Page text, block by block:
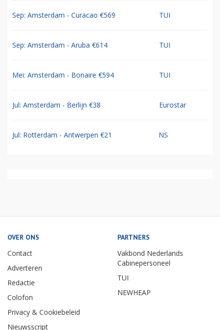
Sep: Amsterdam - Curacao €569 TUI
Sep: Amsterdam - Aruba €614 TUI
Mei: Amsterdam - Bonaire €594 TUI
Jul: Amsterdam - Berlijn €38 Eurostar
Jul: Rotterdam - Antwerpen €21 NS
OVER ONS
Contact
Adverteren
Redactie
Colofon
Privacy & Cookiebeleid
Nieuwsscript
PARTNERS
Vakbond Nederlands
Cabinepersoneel
TUI
NEWHEAP